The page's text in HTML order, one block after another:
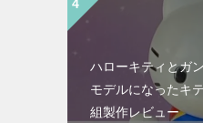
ハローキティとガ
モデルになったキ
組製作レビュー